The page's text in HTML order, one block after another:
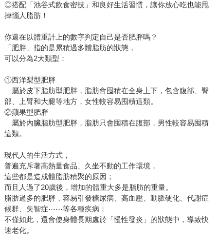
◎搭配「池谷式飲食密技」和良好生活習慣，讓你放心吃也能甩
掉惱人脂肪！
你還在以體重計上的數字判定自己是否肥胖嗎？
「肥胖」指的是累積過多體脂肪的狀態，
可以分為2大類型：
①西洋梨型肥胖
屬於皮下脂肪型肥胖，脂肪會囤積在全身上下，包含腹部、臀
部、上臂和大腿等地方，女性較容易囤積這類。
②蘋果型肥胖
屬於內臟脂肪型肥胖，脂肪只會囤積在腹部，男性較容易囤積
這類。
現代人的生活方式，
普遍充斥著高熱量食品、久坐不動的工作環境，
這些都是造成體脂肪積聚的原因；
而且人過了20歲後，增加的體重大多是脂肪的重量。
脂肪過多的肥胖，容易引發糖尿病、高血壓、動脈硬化、代謝症
候群、失智症⋯⋯等各種疾病；
不僅如此，還會使身體長期處於「慢性發炎」的狀態中，導致快
速老化。